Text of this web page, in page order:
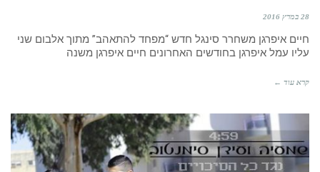
28 במרץ 2016
חיים איפרגן משחרר סינגל חדש “מפחד להתאהב” מתוך אלבום שני
עליו עמל איפרגן בחודשים האחרונים חיים איפרגן משנה
קרא עוד ←